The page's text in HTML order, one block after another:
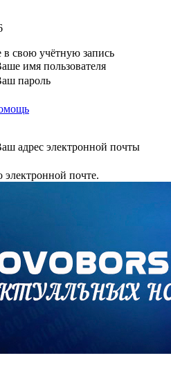
свою учётную запись
имя пользователя
пароль
адрес электронной почты
почте.